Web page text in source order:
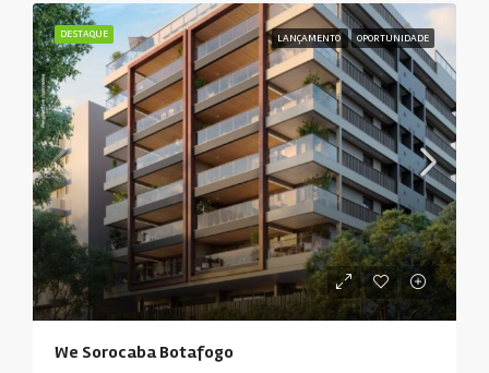
DESTAQUE LANÇAMENTO OPORTUNIDADE
We Sorocaba Botafogo